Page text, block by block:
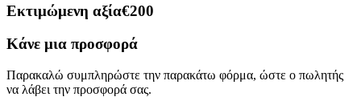
Εκτιμώμενη αξία€200
Κάνε μια προσφορά
Παρακαλώ συμπληρώστε την παρακάτω φόρμα, ώστε ο πωλητής
να λάβει την προσφορά σας.